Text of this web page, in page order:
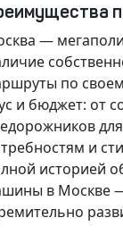
—
по
и бюджет: от
и
историей
в Москве